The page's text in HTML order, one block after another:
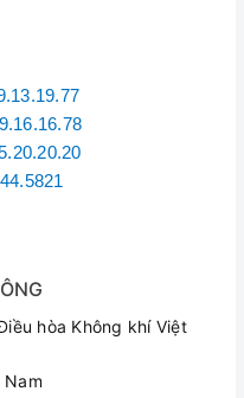
hòa Không khí Việt